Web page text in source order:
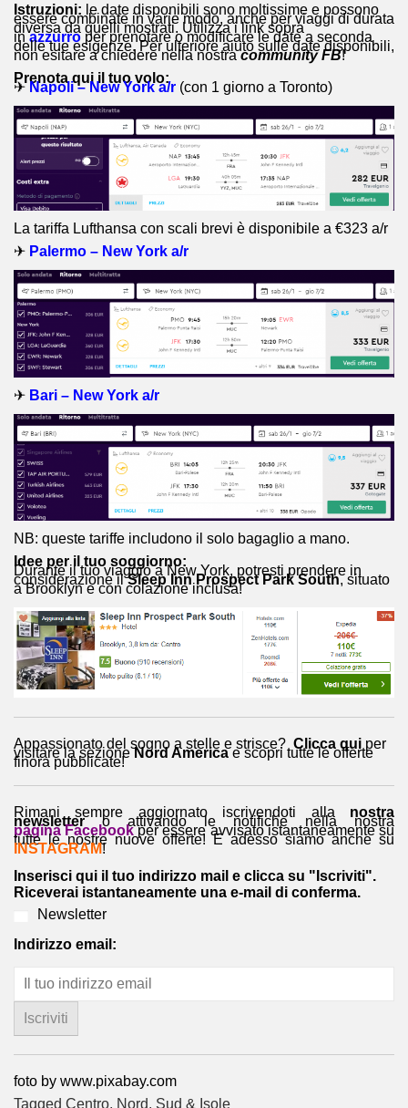
Istruzioni: le date disponibili sono moltissime e possono
essere combinate in varie modo, anche per viaggi di durata
diversa da quelli mostrati. Utilizza i link sopra
inazzurro per prenotare o modificare le date a seconda
delle tue esigenze. Per ulteriore aiuto sulle date disponibili,
non esitare a chiedere nella nostracommunity FB!
Prenota qui il tuo volo:
✈ Napoli – New York a/r (con 1 giorno a Toronto)
La tariffa Lufthansa con scali brevi è disponibile a €323 a/r
✈ Palermo – New York a/r
✈ Bari – New York a/r
NB: queste tariffe includono il solo bagaglio a mano.
Idee per il tuo soggiorno:
Durante il tuo viaggio a New York, potresti prendere in
considerazione ilSleep Inn Prospect Park South, situato
a Brooklyn e con colazione inclusa!
Appassionato del sogno a stelle e strisce? Clicca qui per
visitare la sezioneNord Americae scopri tutte le offerte
finora pubblicate!
Rimani sempre aggiornato iscrivendoti alla nostra
newslettero attivando le notifiche nella nostra
pagina Facebookper essere avvisato istantaneamente su
tutte le nostre nuove offerte! E adesso siamo anche su
INSTAGRAM!
Inserisci qui il tuo indirizzo mail e clicca su "Iscriviti".
Riceverai istantaneamente una e-mail di conferma.
Newsletter
Indirizzo email:
foto by www.pixabay.com
Tagged Centro, Nord, Sud & Isole